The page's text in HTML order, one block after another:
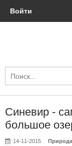
Войти
Синевир -
большое
14-11-2015 Природа